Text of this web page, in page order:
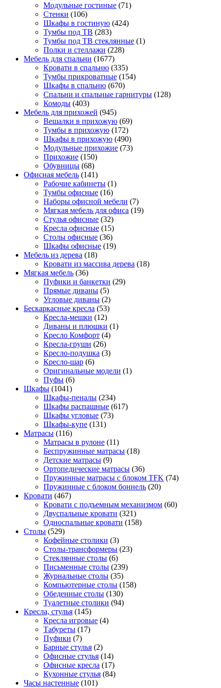
Модульные гостиные (71)
Стенки (106)
Шкафы в гостиную (424)
Тумбы под ТВ (283)
Тумбы под ТВ стеклянные (1)
Полки и стеллажи (228)
Мебель для спальни (1677)
Кровати в спальню (335)
Тумбы прикроватные (154)
Шкафы в спальню (670)
Спальни и спальные гарнитуры (128)
Комоды (403)
Мебель для прихожей (945)
Вешалки в прихожую (69)
Тумбы в прихожую (172)
Шкафы в прихожую (490)
Модульные прихожие (73)
Прихожие (150)
Обувницы (68)
Офисная мебель (141)
Рабочие кабинеты (1)
Тумбы офисные (16)
Наборы офисной мебели (7)
Мягкая мебель для офиса (19)
Стулья офисные (32)
Кресла офисные (15)
Столы офисные (36)
Шкафы офисные (19)
Мебель из дерева (18)
Кровати из массива дерева (18)
Мягкая мебель (36)
Пуфики и банкетки (29)
Прямые диваны (5)
Угловые диваны (2)
Бескаркасные кресла (53)
Кресла-мешки (12)
Диваны и плюшки (1)
Кресло Комфорт (4)
Кресла-груши (26)
Кресло-подушка (3)
Кресло-шар (6)
Оригинальные модели (1)
Пуфы (6)
Шкафы (1041)
Шкафы-пеналы (234)
Шкафы распашные (617)
Шкафы угловые (73)
Шкафы-купе (131)
Матрасы (116)
Матрасы в рулоне (11)
Беспружинные матрасы (18)
Детские матрасы (9)
Ортопедические матрасы (36)
Пружинные матрасы с блоком TFK (74)
Пружинные с блоком боннель (20)
Кровати (467)
Кровати с подъемным механизмом (60)
Двуспальные кровати (321)
Односпальные кровати (158)
Столы (529)
Кофейные столики (3)
Столы-трансформеры (23)
Стеклянные столы (6)
Письменные столы (239)
Журнальные столы (35)
Компьютерные столы (158)
Обеденные столы (130)
Туалетные столики (94)
Кресла, стулья (145)
Кресла игровые (4)
Табуреты (17)
Пуфики (7)
Барные стулья (2)
Офисные стулья (14)
Офисные кресла (17)
Кухонные стулья (84)
Часы настенные (101)